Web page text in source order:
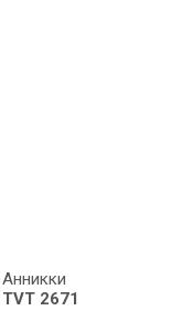
Анникки
TVT 2671